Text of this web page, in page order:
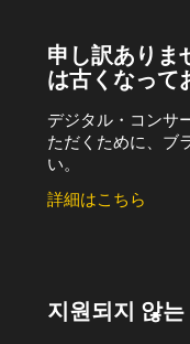
申し訳ありま
は古くなって
デジタル・コンサ
ただくために、ブ
い。
詳細はこちら
지원되지 않